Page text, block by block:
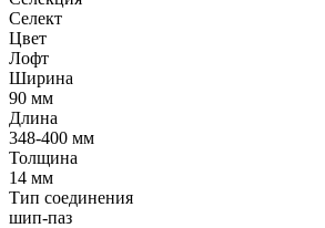
Селект
Цвет
Лофт
Ширина
90 мм
Длина
348-400 мм
Толщина
14 мм
Тип соединения
шип-паз